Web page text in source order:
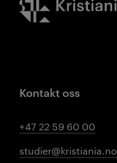
Kontakt oss
+47 22 59 60 00
studier@kristiania.no